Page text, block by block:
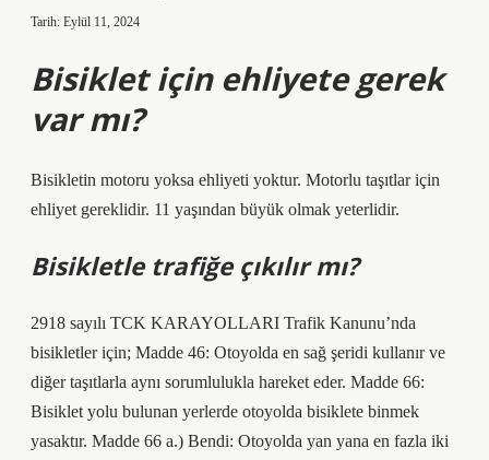
Tarih: Eylül 11, 2024
Bisiklet için ehliyete gerek
var mı?
Bisikletin motoru yoksa ehliyeti yoktur. Motorlu taşıtlar için
ehliyet gereklidir. 11 yaşından büyük olmak yeterlidir.
Bisikletle trafiğe çıkılır mı?
2918 sayılı TCK KARAYOLLARI Trafik Kanunu’nda
bisikletler için; Madde 46: Otoyolda en sağ şeridi kullanır ve
diğer taşıtlarla aynı sorumlulukla hareket eder. Madde 66:
Bisiklet yolu bulunan yerlerde otoyolda bisiklete binmek
yasaktır. Madde 66 a.) Bendi: Otoyolda yan yana en fazla iki